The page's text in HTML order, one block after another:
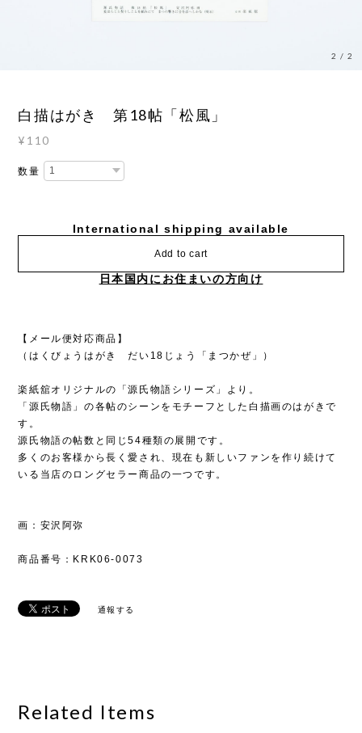
2 /2
白描はがき 第18帖「松風」
¥110
数量
International shipping available
Add to cart
日本国内にお住まいの方向け
【メール便対応商品】
（はくびょうはがき だい18じょう「まつかぜ」）
楽紙舘オリジナルの「源氏物語シリーズ」より。
「源氏物語」の各帖のシーンをモチーフとした白描画のはがきで
す。
源氏物語の帖数と同じ54種類の展開です。
多くのお客様から長く愛され、現在も新しいファンを作り続けて
いる当店のロングセラー商品の一つです。
画：安沢阿弥
商品番号：KRK06-0073
通報する
Related Items